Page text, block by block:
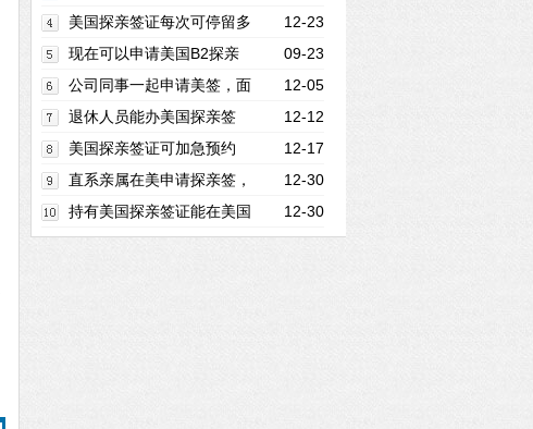
带啥材料？注意事项有哪些？ 12-23
美国探亲签证每次可停留多
久？入境海关如何决定停留时长？ 09-23
现在可以申请美国B2探亲
签证吗？那些情况下会被拒签？可以包过
吗
12-05
公司同事一起申请美签，面
试要预约一起吗？分旅游 / 商务签！ 12-12
退休人员能办美国探亲签
吗？所需材料与免面签条件 12-17
美国探亲签证可加急预约
吗？需满足哪些紧急事由条件？ 12-30
直系亲属在美申请探亲签，
每次可在美国停留多长时间？ 12-30
持有美国探亲签证能在美国
打工吗？违规后果严重吗？